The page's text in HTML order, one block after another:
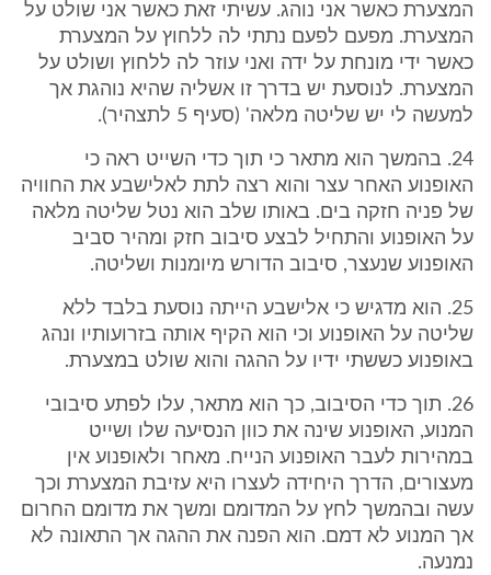
המצערת כאשר אני נוהג. עשיתי זאת כאשר אני שולט על
המצערת. מפעם לפעם נתתי לה ללחוץ על המצערת
כאשר ידי מונחת על ידה ואני עוזר לה ללחוץ ושולט על
המצערת. לנוסעת יש בדרך זו אשליה שהיא נוהגת אך
למעשה לי יש שליטה מלאה' (סעיף 5 לתצהיר).
24. בהמשך הוא מתאר כי תוך כדי השייט ראה כי
האופנוע האחר עצר והוא רצה לתת לאלישבע את החוויה
של פניה חזקה בים. באותו שלב הוא נטל שליטה מלאה
על האופנוע והתחיל לבצע סיבוב חזק ומהיר סביב
האופנוע שנעצר, סיבוב הדורש מיומנות ושליטה.
25. הוא מדגיש כי אלישבע הייתה נוסעת בלבד ללא
שליטה על האופנוע וכי הוא הקיף אותה בזרועותיו ונהג
באופנוע כששתי ידיו על ההגה והוא שולט במצערת.
26. תוך כדי הסיבוב, כך הוא מתאר, עלו לפתע סיבובי
המנוע, האופנוע שינה את כוון הנסיעה שלו ושייט
במהירות לעבר האופנוע הנייח. מאחר ולאופנוע אין
מעצורים, הדרך היחידה לעצרו היא עזיבת המצערת וכך
עשה ובהמשך לחץ על המדומם ומשך את מדומם החרום
אך המנוע לא דמם. הוא הפנה את ההגה אך התאונה לא
נמנעה.